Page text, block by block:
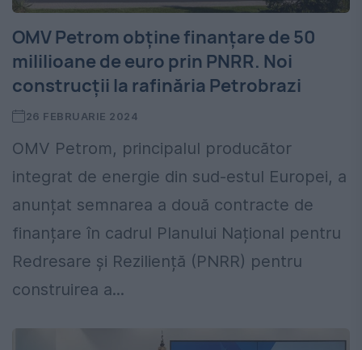
OMV Petrom obţine finanţare de 50
mililioane de euro prin PNRR. Noi
construcții la rafinăria Petrobrazi
26 FEBRUARIE 2024
OMV Petrom, principalul producător
integrat de energie din sud-estul Europei, a
anunțat semnarea a două contracte de
finanțare în cadrul Planului Național pentru
Redresare și Reziliență (PNRR) pentru
construirea a...